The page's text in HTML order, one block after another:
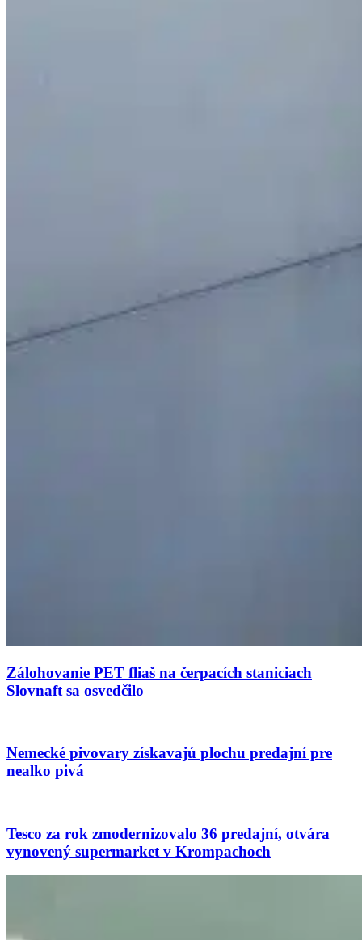
Zálohovanie PET fliaš na čerpacích staniciach
Slovnaft sa osvedčilo
Nemecké pivovary získavajú plochu predajní pre
nealko pivá
Tesco za rok zmodernizovalo 36 predajní, otvára
vynovený supermarket v Krompachoch